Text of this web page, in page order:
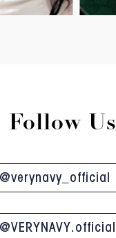
Follow Us
@verynavy_official
@VERYNAVY.official